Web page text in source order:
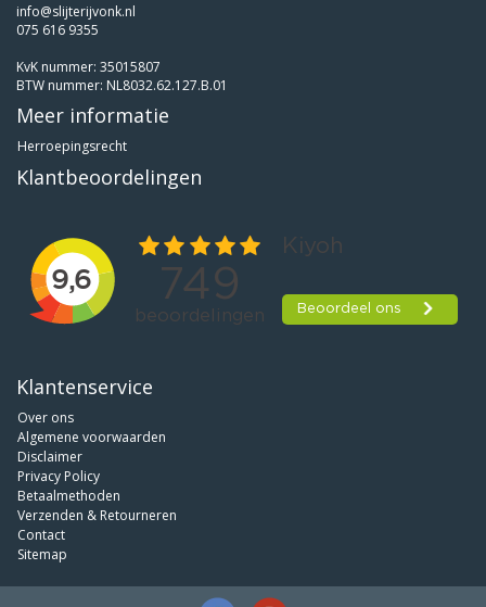
info@slijterijvonk.nl
075 616 9355
KvK nummer: 35015807
BTW nummer: NL8032.62.127.B.01
Meer informatie
Herroepingsrecht
Klantbeoordelingen
Klantenservice
Over ons
Algemene voorwaarden
Disclaimer
Privacy Policy
Betaalmethoden
Verzenden & Retourneren
Contact
Sitemap